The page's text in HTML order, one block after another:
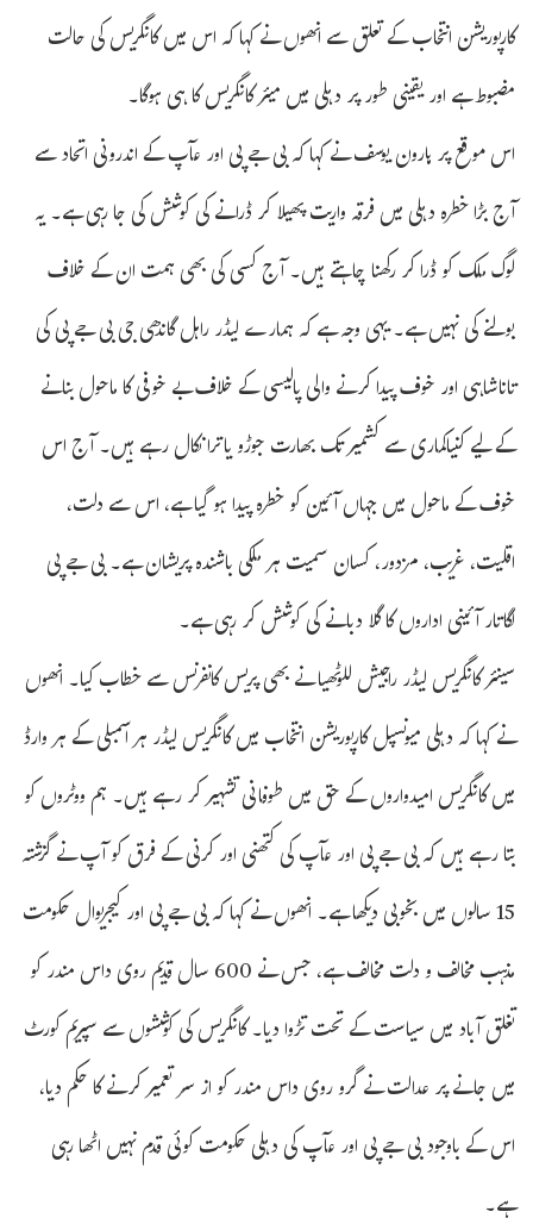
کارپوریشن انتخاب کے تعلق سے انھوں نے کہا کہ اس میں کانگریس کی حالت
مضبوط ہے اور یقینی طور پر دہلی میں میئر کانگریس کا ہی ہوگا۔
اس موقع پر ہارون یوسف نے کہا کہ بی جے پی اور عآپ کے اندرونی اتحاد سے
آج بڑا خطرہ دہلی میں فرقہ واریت پھیلا کر ڈرانے کی کوشش کی جا رہی ہے۔ یہ
لوگ ملک کو ڈرا کر رکھنا چاہتے ہیں۔ آج کسی کی بھی ہمت ان کے خلاف
بولنے کی نہیں ہے۔ یہی وجہ ہے کہ ہمارے لیڈر راہل گاندھی جی بی جے پی کی
تاناشاہی اور خوف پیدا کرنے والی پالیسی کے خلاف بے خوفی کا ماحول بنانے
کے لیے کنیاکماری سے کشمیر تک بھارت جوڑو یاترا نکال رہے ہیں۔ آج اس
خوف کے ماحول میں جہاں آئین کو خطرہ پیدا ہو گیا ہے، اس سے دلت،
اقلیت، غریب، مزدور، کسان سمیت ہر ملکی باشندہ پریشان ہے۔ بی جے پی
لگاتار آئینی اداروں کا گلا دبانے کی کوشش کر رہی ہے۔
سینئر کانگریس لیڈر راجیش للوٹھیا نے بھی پریس کانفرنس سے خطاب کیا۔ انھوں
نے کہا کہ دہلی میونسپل کارپوریشن انتخاب میں کانگریس لیڈر ہر اسمبلی کے ہر وارڈ
میں کانگریس امیدواروں کے حق میں طوفانی تشہیر کر رہے ہیں۔ ہم ووٹروں کو
بتا رہے ہیں کہ بی جے پی اور عآپ کی کتھنی اور کرنی کے فرق کو آپ نے گزشتہ
15 سالوں میں بخوبی دیکھا ہے۔ انھوں نے کہا کہ بی جے پی اور کیجریوال حکومت
مذہب مخالف و دلت مخالف ہے، جس نے 600 سال قدیم روی داس مندر کو
تغلق آباد میں سیاست کے تحت تڑوا دیا۔ کانگریس کی کوششوں سے سپریم کورٹ
میں جانے پر عدالت نے گرو روی داس مندر کو از سر تعمیر کرنے کا حکم دیا،
اس کے باوجود بی جے پی اور عآپ کی دہلی حکومت کوئی قدم نہیں اٹھا رہی